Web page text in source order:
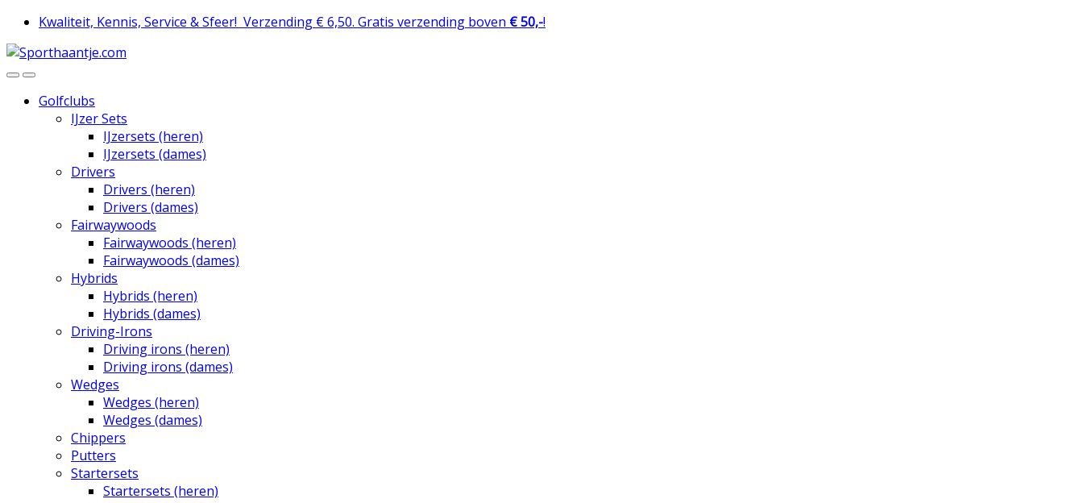
Skip
navigation
Skip
content
Kwaliteit, Kennis, Service & Sfeer! Verzending € 6,50. Gratis verzending boven € 50,-!
Golfclubs
IJzer Sets
IJzersets (heren)
IJzersets (dames)
Drivers
Drivers (heren)
Drivers (dames)
Fairwaywoods
Fairwaywoods (heren)
Fairwaywoods (dames)
Hybrids
Hybrids (heren)
Hybrids (dames)
Driving-Irons
Driving irons (heren)
Driving irons (dames)
Wedges
Wedges (heren)
Wedges (dames)
Chippers
Putters
Startersets
Startersets (heren)